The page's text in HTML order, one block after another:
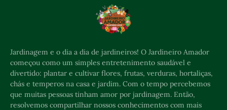
Jardinagem e o dia a dia de jardineiros! O Jardineiro Amador
começou como um simples entretenimento saudável e
divertido: plantar e cultivar flores, frutas, verduras, hortaliças,
chás e temperos na casa e jardim. Com o tempo percebemos
que muitas pessoas tinham amor por jardinagem. Então,
resolvemos compartilhar nossos conhecimentos com mais